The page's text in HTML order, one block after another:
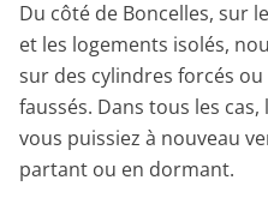
Du côté de Boncelles, sur
et les logements isolés,
sur des cylindres forcés
faussés. Dans tous les
vous puissiez à nouveau
partant ou en dormant.